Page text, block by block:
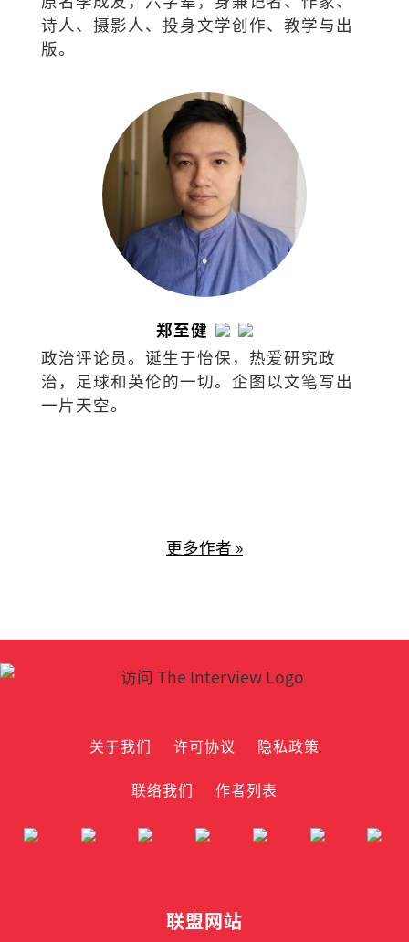
诗人、摄影人、投身文学创作、教学与出
版。
郑至健
政治评论员。诞生于怡保，热爱研究政
治，足球和英伦的一切。企图以文笔写出
一片天空。
更多作者 »
关于我们 许可协议
隐私政策
联络我们
作者列表
联盟网站